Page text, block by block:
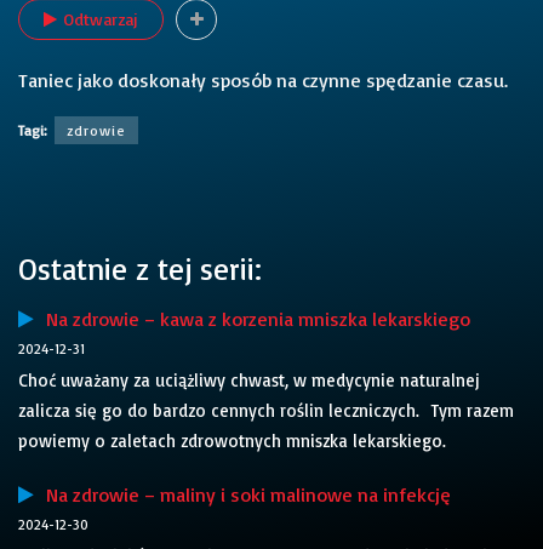
Odtwarzaj
Taniec jako doskonały sposób na czynne spędzanie czasu.
Tagi: zdrowie
Ostatnie z tej serii:
Na zdrowie – kawa z korzenia mniszka lekarskiego
2024-12-31
Choć uważany za uciążliwy chwast, w medycynie naturalnej
zalicza się go do bardzo cennych roślin leczniczych. Tym razem
powiemy o zaletach zdrowotnych mniszka lekarskiego.
Na zdrowie – maliny i soki malinowe na infekcję
2024-12-30